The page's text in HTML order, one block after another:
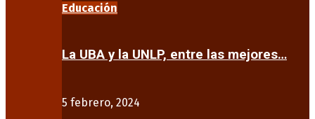
Educación
La UBA y la UNLP, entre las mejores…
5 febrero, 2024